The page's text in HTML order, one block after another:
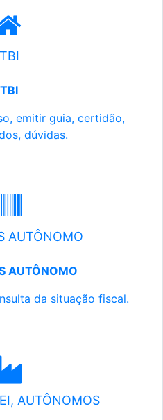
emitir guia, certidão,
dúvidas.
AUTÔNOMO
AUTÔNOMO
da situação fiscal.
AUTÔNOMOS